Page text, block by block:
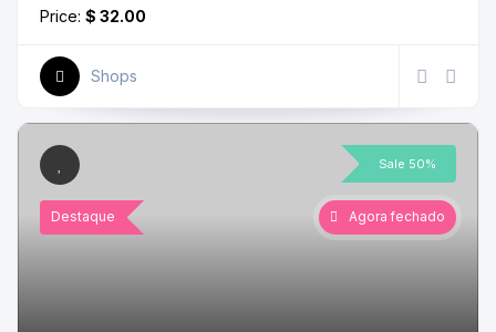
Price: $ 32.00
Shops
Destaque
Sale 50%
Agora fechado